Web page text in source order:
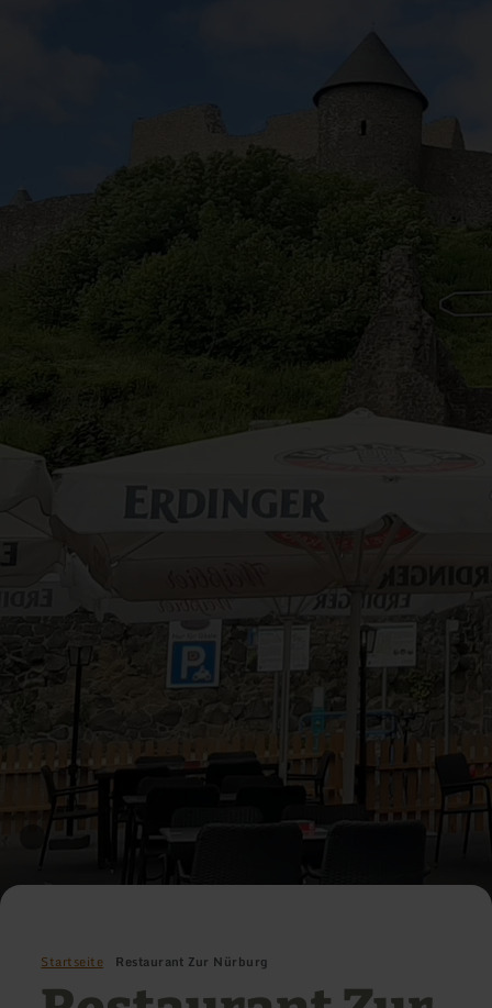
Startseite Restaurant Zur Nürburg